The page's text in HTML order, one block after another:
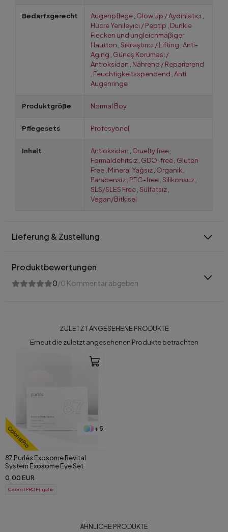
Bedarfsgerecht Augenpflege Glow Up / Aydınlatıcı
Hücre Yenileyici / Peptip Dunkle
Flecken und ungleichmäßiger
Hautton Sıkılaştırıcı / Lifting Anti-
Aging Güneş Koruması /
Antioksidan Nährend / Reparierend
Feuchtigkeitsspendend Anti
Augenringe
Produktgröße Normal Boy
Pflegesets Profesyonel
Inhalt Antioksidan Cruelty free
Formaldehitsiz GDO-free Gluten
Free Mineral Yağsız Organik
Parabensiz PEG-free Silikonsuz
SLS/SLES Free Sülfatsız
Vegan/Bitkisel
Lieferung & Zustellung
Produktbewertungen
0/0 Kommentar abgeben
ZULETZT ANGESEHENE PRODUKTE
Erneut die zuletzt angesehenen Produkte betrachten
ColoristPro + 5
87 Purlés Exosome Revital
System Exosome Eye Set
0,00 EUR
ColoristPRO Eingabe
ÄHNLICHE PRODUKTE